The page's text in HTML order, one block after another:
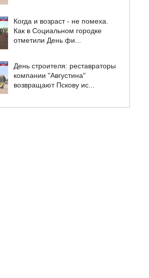
Когда и возраст - не помеха.
Как в Социальном городке
отметили День фи...
День строителя: реставраторы
компании "Августина"
возвращают Пскову ис...